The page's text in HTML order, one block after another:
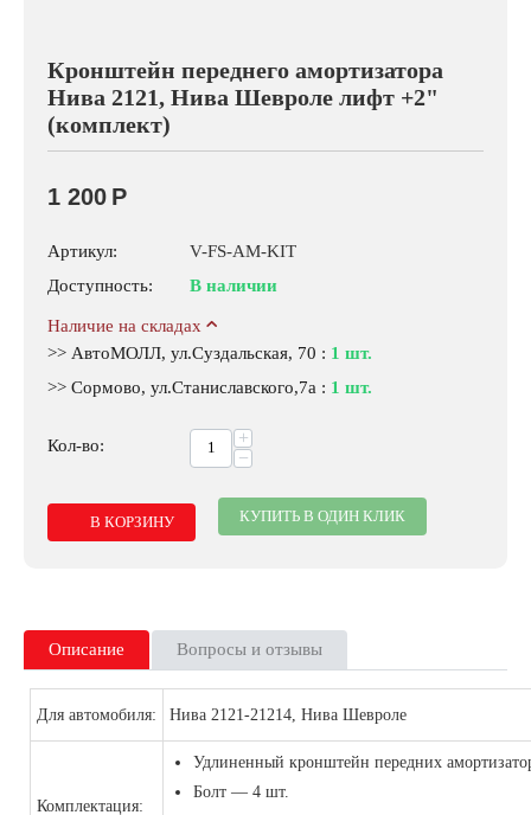
Кронштейн переднего амортизатора
Нива 2121, Нива Шевроле лифт +2"
(комплект)
1 200 Р
Артикул:
V-FS-AM-KIT
Доступность:
В наличии
Наличие на складах
>> АвтоМОЛЛ, ул.Суздальская, 70 : 1 шт.
>> Сормово, ул.Станиславского,7а : 1 шт.
Кол-во:
+
−
В КОРЗИНУ КУПИТЬ В ОДИН КЛИК
Описание Вопросы и отзывы
Для автомобиля: Нива 2121-21214, Нива Шевроле
Комплектация:
Удлиненный кронштейн передних
Болт — 4 шт.